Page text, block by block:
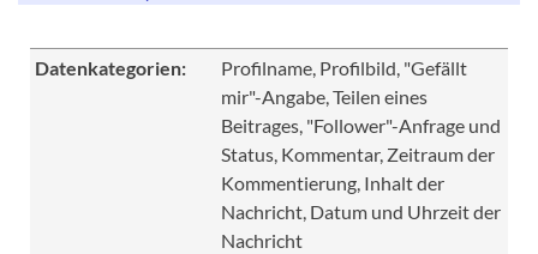
Datenkategorien:
Profilname, Profilbild, "Gefällt
mir"-Angabe, Teilen eines
Beitrages, "Follower"-Anfrage und
Status, Kommentar, Zeitraum der
Kommentierung, Inhalt der
Nachricht, Datum und Uhrzeit der
Nachricht